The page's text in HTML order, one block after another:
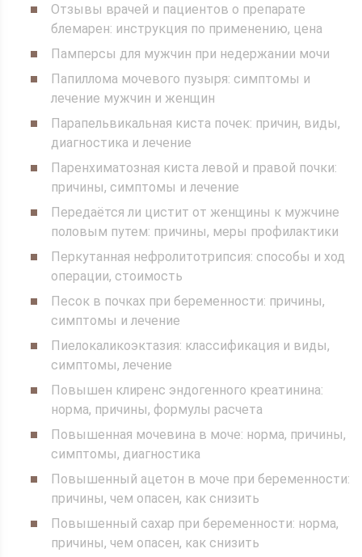
Отзывы врачей и пациентов о препарате
блемарен: инструкция по применению, цена
Памперсы для мужчин при недержании мочи
Папиллома мочевого пузыря: симптомы и
лечение мужчин и женщин
Парапельвикальная киста почек: причин, виды,
диагностика и лечение
Паренхиматозная киста левой и правой почки:
причины, симптомы и лечение
Передаётся ли цистит от женщины к мужчине
половым путем: причины, меры профилактики
Перкутанная нефролитотрипсия: способы и ход
операции, стоимость
Песок в почках при беременности: причины,
симптомы и лечение
Пиелокаликоэктазия: классификация и виды,
симптомы, лечение
Повышен клиренс эндогенного креатинина:
норма, причины, формулы расчета
Повышенная мочевина в моче: норма, причины,
симптомы, диагностика
Повышенный ацетон в моче при беременности:
причины, чем опасен, как снизить
Повышенный сахар при беременности: норма,
причины, чем опасен, как снизить